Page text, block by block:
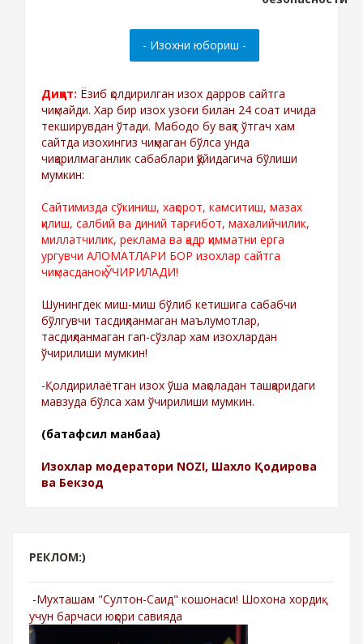
Диққат: Ёзиб қолдирилган изох дарров сайтга
чиқмайди. Хар бир изох узоғи билан 24 соат ичида
текширувдан ўтади. Мабодо бу вақт ўтгач хам
сайтда изохингиз чиқмаган бўлса унда
чиқарилмаганлик сабаблари қўйидагича бўлиши
мумкин:
Сайтимизда сўкиниш, хақорот, камситиш, мазах
қилиш, салбий ва диний тарғибот, махалийчилик,
миллатчилик, реклама ва қадр қимматни ерга
ургувчи АЛОМАТЛАРИ БОР изохлар сайтга
чиқмасданоқ ЎЧИРИЛАДИ!
Шунингдек миш-миш бўлиб кетишига сабабчи
бўлгувчи тасдиқланмаган маълумотлар,
тасдиқланмаган гап-сўзлар хам изохлардан
ўчирилиши мумкин!
-Қолдирилаётган изох ўша мақоладан ташқаридаги
мавзуда бўлса хам ўчирилиши мумкин.
(батафсил манбаа)
Изохлар модератори NOZI, Шахло Қодирова
ва Бекзод
РЕКЛОМ:)
-Мухташам "Султон-Саид" кошонаси! Шохона хордиқ
учун барчаси юқори савияда